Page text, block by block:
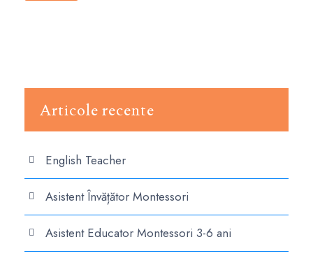
Articole recente
English Teacher
Asistent Învățător Montessori
Asistent Educator Montessori 3-6 ani